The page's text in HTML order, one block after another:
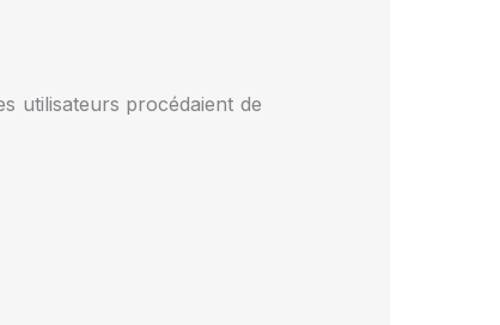
utilisateurs procédaient de